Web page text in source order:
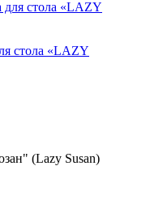
стола «LAZY
(Lazy Susan)